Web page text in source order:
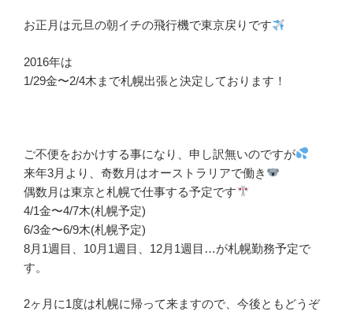
お正月は元旦の朝イチの飛行機で東京戻りです
2016年は
1/29金〜2/4木まで札幌出張と決定しております！
ご不便をおかけする事になり、申し訳無いのですが
来年3月より、奇数月はオーストラリアで働き
偶数月は東京と札幌で仕事する予定です
4/1金〜4/7木(札幌予定)
6/3金〜6/9木(札幌予定)
8月1週目、10月1週目、12月1週目…が札幌勤務予定で
す。
2ヶ月に1度は札幌に帰って来ますので、今後ともどうぞ